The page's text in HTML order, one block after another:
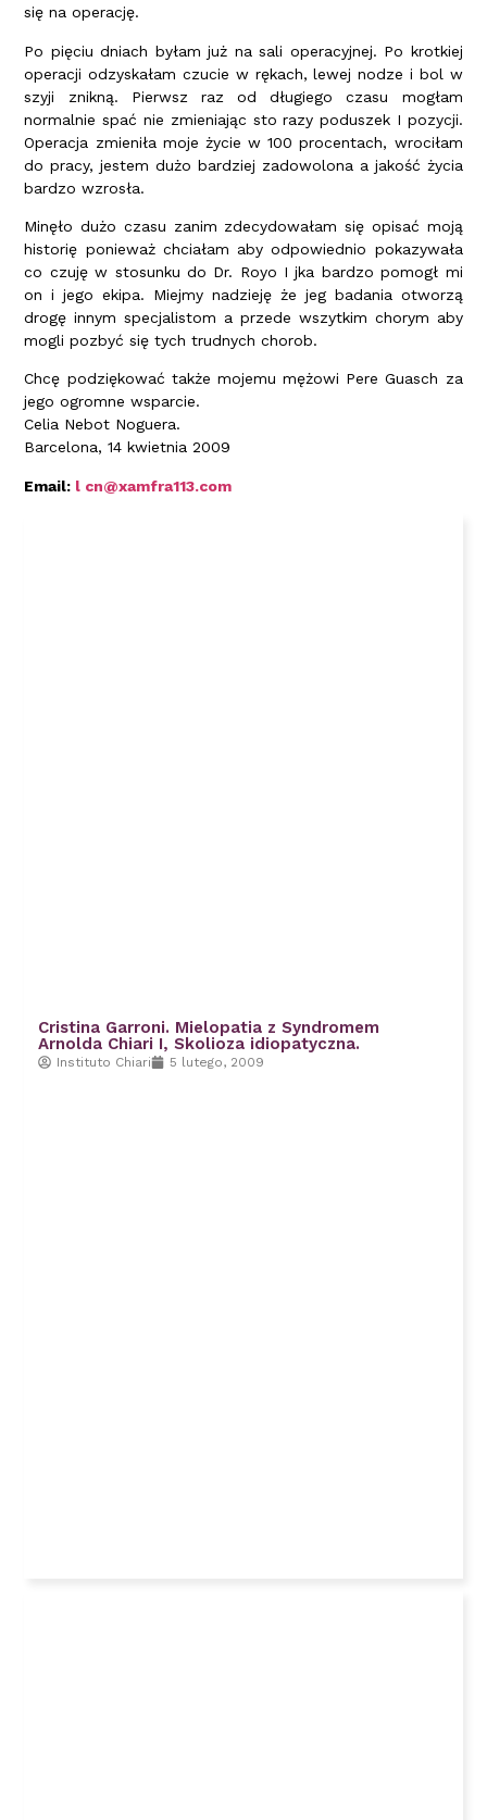
się na operację.
Po pięciu dniach byłam już na sali operacyjnej. Po krotkiej
operacji odzyskałam czucie w rękach, lewej nodze i bol w
szyji znikną. Pierwsz raz od długiego czasu mogłam
normalnie spać nie zmieniając sto razy poduszek I pozycji.
Operacja zmieniła moje życie w 100 procentach, wrociłam
do pracy, jestem dużo bardziej zadowolona a jakość życia
bardzo wzrosła.
Minęło dużo czasu zanim zdecydowałam się opisać moją
historię ponieważ chciałam aby odpowiednio pokazywała
co czuję w stosunku do Dr. Royo I jka bardzo pomogł mi
on i jego ekipa. Miejmy nadzieję że jeg badania otworzą
drogę innym specjalistom a przede wszytkim chorym aby
mogli pozbyć się tych trudnych chorob.
Chcę podziękować także mojemu mężowi Pere Guasch za
jego ogromne wsparcie.
Celia Nebot Noguera.
Barcelona, 14 kwietnia 2009
Email: l cn@xamfra113.com
Cristina Garroni. Mielopatia z Syndromem
Arnolda Chiari I, Skolioza idiopatyczna.
Instituto Chiari 5 lutego, 2009